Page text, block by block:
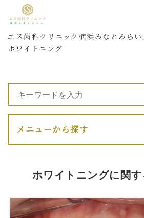
エス歯科クリニック横浜みなとみら
ホワイトニング
メニューから探す
ホワイトニングに関